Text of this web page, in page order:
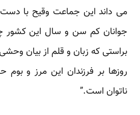
می داند این جماعت وقیح با دست
جوانان کم سن و سال این کشور
براستی که زبان و قلم از بیان
روزها بر فرزندان این مرز و
ناتوان است.”